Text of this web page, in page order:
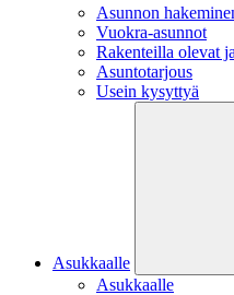
Asunnon
Vuokra-asunnot
Rakenteilla olevat
Asuntotarjous
Usein kysyttyä
Asukkaalle
Asukkaalle